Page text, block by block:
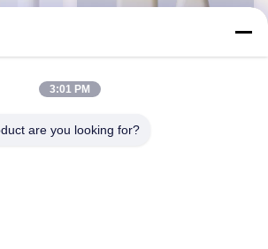
250ml
flessen lekbestendig 200 ml
3:01 PM
are you looking for?